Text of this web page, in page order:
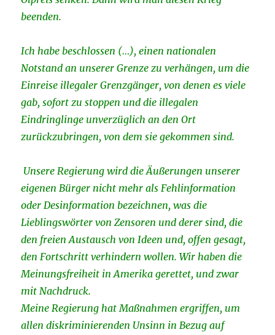
beenden.
Ich habe beschlossen (…), einen nationalen
Notstand an unserer Grenze zu verhängen, um die
Einreise illegaler Grenzgänger, von denen es viele
gab, sofort zu stoppen und die illegalen
Eindringlinge unverzüglich an den Ort
zurückzubringen, von dem sie gekommen sind.
Unsere Regierung wird die Äußerungen unserer
eigenen Bürger nicht mehr als Fehlinformation
oder Desinformation bezeichnen, was die
Lieblingswörter von Zensoren und derer sind, die
den freien Austausch von Ideen und, offen gesagt,
den Fortschritt verhindern wollen. Wir haben die
Meinungsfreiheit in Amerika gerettet, und zwar
mit Nachdruck.
Meine Regierung hat Maßnahmen ergriffen, um
allen diskriminierenden Unsinn in Bezug auf